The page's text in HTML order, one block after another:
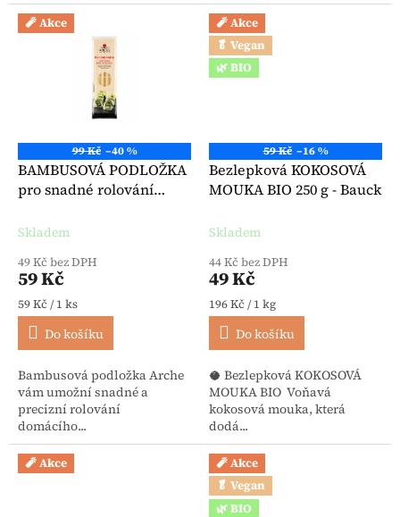
🧨 Akce
99 Kč –40 %
BAMBUSOVÁ PODLOŽKA
pro snadné rolování
Skladem
49 Kč bez DPH
59 Kč
Měrná cena:
59 Kč / 1 ks
Do košíku
Bambusová podložka Arche
vám umožní snadné a
precizní rolování
domácího...
🧨 Akce
🥬 Vegan
🌿 BIO
59 Kč –16 %
Bezlepková KOKOSOVÁ
MOUKA BIO 250 g - Bauck
Skladem
44 Kč bez DPH
49 Kč
Měrná cena:
196 Kč / 1 kg
Do košíku
🥥 Bezlepková KOKOSOVÁ
MOUKA BIO Voňavá
kokosová mouka, která
dodá...
🧨 Akce
🧨 Akce
🥬 Vegan
🌿 BIO